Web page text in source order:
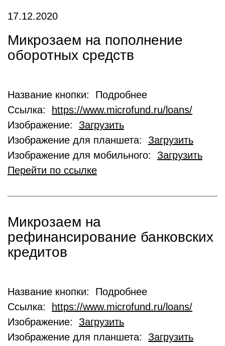
17.12.2020
Микрозаем на пополнение
оборотных средств
Название кнопки: Подробнее
Ссылка:
https://www.microfund.ru/loans/
Изображение: Загрузить
Изображение для планшета: Загрузить
Изображение для мобильного: Загрузить
Перейти по ссылке
Микрозаем на
рефинансирование банковских
кредитов
Название кнопки: Подробнее
Ссылка:
https://www.microfund.ru/loans/
Изображение: Загрузить
Изображение для планшета: Загрузить